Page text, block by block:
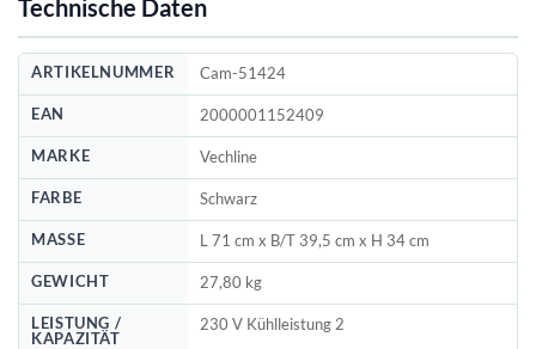
Technische Daten
ARTIKELNUMMER Cam-51424
EAN 2000001152409
MARKE Vechline
FARBE Schwarz
MASSE L 71 cm x B/T 39,5 cm x H 34 cm
GEWICHT 27,80 kg
LEISTUNG /
KAPAZITÄT
230 V Kühlleistung 2